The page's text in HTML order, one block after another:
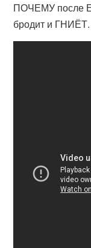
ПОЧЕМУ после
бродит и